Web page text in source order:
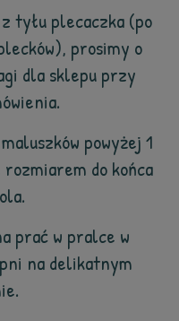
tyłu plecaczka (po
prosimy o
dla sklepu przy
powyżej 1
rozmiarem do końca
prać w pralce w
na delikatnym